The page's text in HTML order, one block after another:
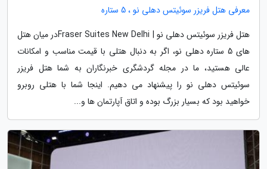
معرفی هتل فریزر سوئیتس دهلی نو ، 5 ستاره
هتل فریزر سوئیتس دهلی نو | Fraser Suites New Delhiدر میان هتل
های 5 ستاره دهلی نو، اگر به دنبال هتلی با قیمت مناسب و امکانات
عالی هستید، ما در مجله گردشگری خبرنگاران به شما هتل فریزر
سوئیتس دهلی نو را پیشنهاد می دهیم. اینجا شما با هتلی روبرو
خواهید بود که بسیار بزرگ بوده و اتاق آپارتمان ها و...